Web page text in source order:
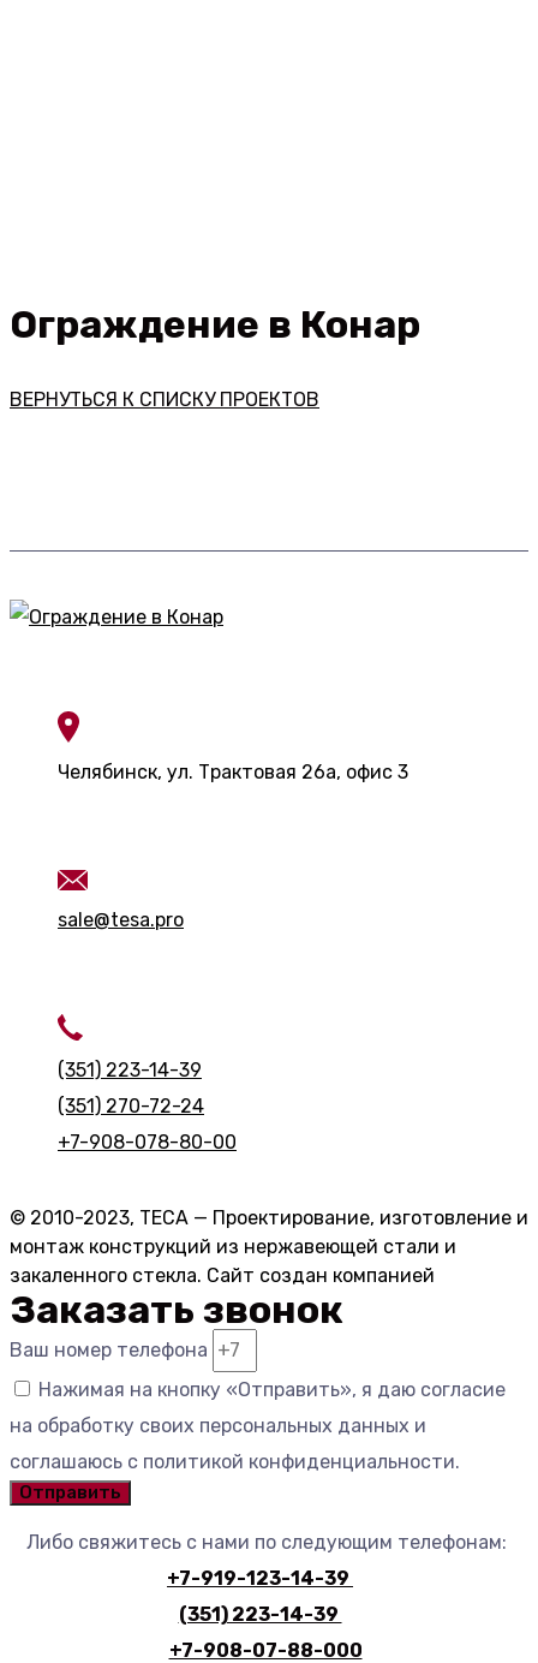
Ограждение в Конар
ВЕРНУТЬСЯ К СПИСКУ ПРОЕКТОВ
Челябинск, ул. Трактовая 26а, офис 3
sale@tesa.pro
(351) 223-14-39
(351) 270-72-24
+7-908-078-80-00
© 2010-2023, ТЕСА — Проектирование, изготовление и
монтаж конструкций из нержавеющей стали и
закаленного стекла. Сайт создан компанией
Заказать звонок
Ваш номер телефона
Нажимая на кнопку «Отправить», я даю согласие
на обработку своих персональных данных и
соглашаюсь с политикой конфиденциальности.
Отправить
Либо свяжитесь с нами по следующим телефонам:
+7-919-123-14-39
(351) 223-14-39
+7-908-07-88-000